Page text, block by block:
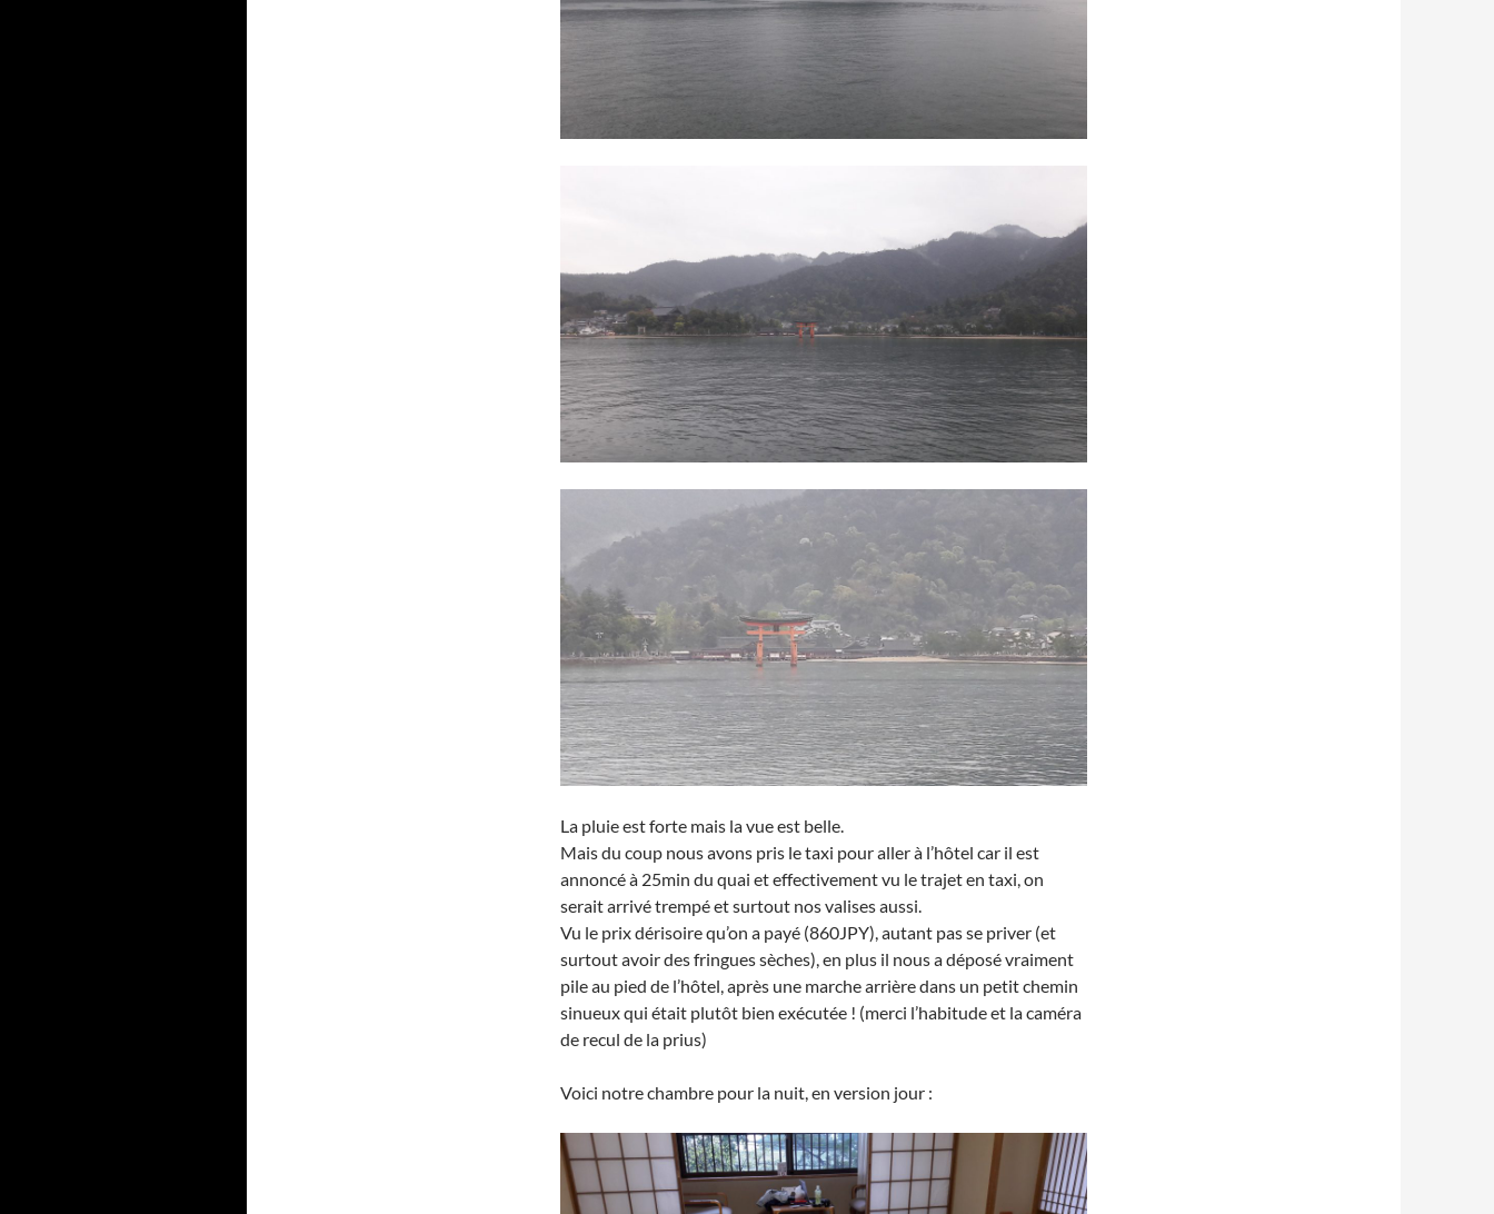
La pluie est forte mais la vue est belle.
Mais du coup nous avons pris le taxi pour aller à l’hôtel car il est
annoncé à 25min du quai et effectivement vu le trajet en taxi, on
serait arrivé trempé et surtout nos valises aussi.
Vu le prix dérisoire qu’on a payé (860JPY), autant pas se priver (et
surtout avoir des fringues sèches), en plus il nous a déposé vraiment
pile au pied de l’hôtel, après une marche arrière dans un petit chemin
sinueux qui était plutôt bien exécutée ! (merci l’habitude et la caméra
de recul de la prius)
Voici notre chambre pour la nuit, en version jour :